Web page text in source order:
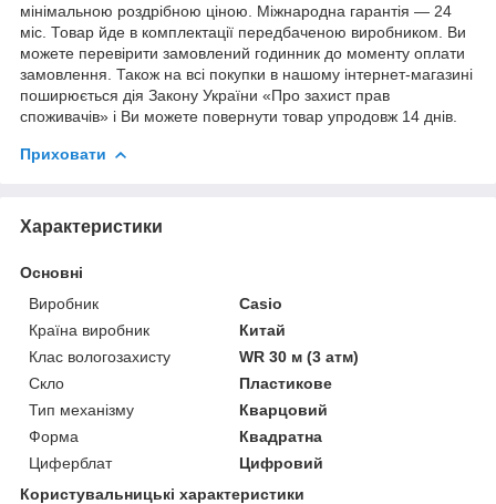
мінімальною роздрібною ціною. Міжнародна гарантія — 24
міс. Товар йде в комплектації передбаченою виробником. Ви
можете перевірити замовлений годинник до моменту оплати
замовлення. Також на всі покупки в нашому інтернет-магазині
поширюється дія Закону України «Про захист прав
споживачів» і Ви можете повернути товар упродовж 14 днів.
Приховати
Характеристики
Основні
Виробник
Casio
Країна виробник
Китай
Клас вологозахисту
WR 30 м (3 атм)
Скло
Пластикове
Тип механізму
Кварцовий
Форма
Квадратна
Циферблат
Цифровий
Користувальницькі характеристики